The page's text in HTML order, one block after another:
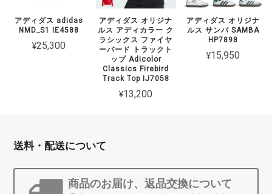
アディダス adidas
NMD_S1 IE4588
¥25,300
アディダス オリジナ
ルス アディカラー ク
ラシックス ファイヤ
ーバード トラックト
ップ Adicolor
Classics Firebird
Track Top IJ7058
¥13,200
アディダス オリジナ
ルス サンバ SAMBA
HP7898
¥15,950
送料・配送について
商品のお届け、返品交換について